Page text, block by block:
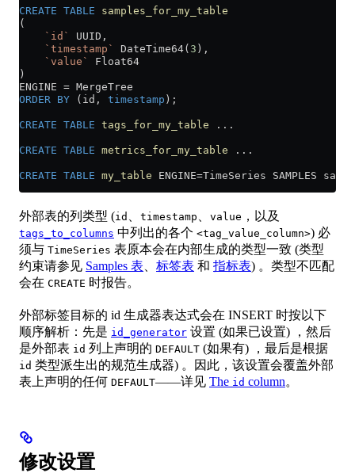
CREATE TABLE samples_for_my_table
(
    `id`
UUID,
    `timestamp`
DateTime64( 3 ),
    `value`
Float64
)
ENGINE = MergeTree
ORDER BY (id, timestamp );
CREATE TABLE tags_for_my_table ...
CREATE TABLE metrics_for_my_table ...
CREATE TABLE my_table ENGINE=TimeSeries SAMPLES
外部表的列类型 (id timestamp value ，以及
tags_to_columns 中列出的各个 <tag_value_column>) 必
须与 TimeSeries 表原本会在内部生成的类型一致 (类型
约束请参见 Samples 表 标签表 和 指标表) 。类型不匹配
会在 CREATE 时报告。
外部标签目标的 id 生成器表达式会在 INSERT 时按以下
顺序解析：先是 id_generator 设置 (如果已设置) ，然后
是外部表 id 列上声明的 DEFAULT (如果有) ，最后是根据
id 类型派生出的规范生成器) 。因此，该设置会覆盖外部
表上声明的任何 DEFAULT——详见 The id column。
修改设置